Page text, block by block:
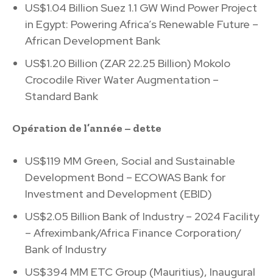
US$1.04 Billion Suez 1.1 GW Wind Power Project
in Egypt: Powering Africa’s Renewable Future –
African Development Bank
US$1.20 Billion (ZAR 22.25 Billion) Mokolo
Crocodile River Water Augmentation –
Standard Bank
Opération de l’année – dette
US$119 MM Green, Social and Sustainable
Development Bond – ECOWAS Bank for
Investment and Development (EBID)
US$2.05 Billion Bank of Industry – 2024 Facility
– Afreximbank/Africa Finance Corporation/
Bank of Industry
US$394 MM ETC Group (Mauritius), Inaugural